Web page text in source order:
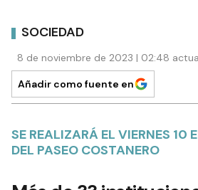
SOCIEDAD
8 de noviembre de 2023 | 02:48
Añadir como fuente en
SE REALIZARÁ EL VIERNES 10
DEL PASEO COSTANERO